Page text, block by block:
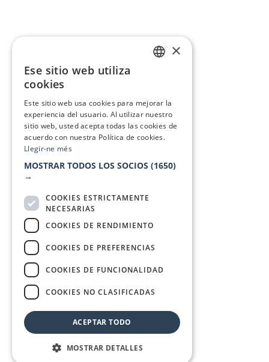
×
Ese sitio web utiliza
cookies
Este sitio web usa cookies para mejorar la
experiencia del usuario. Al utilizar nuestro
sitio web, usted acepta todas las cookies de
acuerdo con nuestra Política de cookies.
Llegir-ne més
MOSTRAR TODOS LOS SOCIOS (1650)
→
COOKIES ESTRICTAMENTE
NECESARIAS
COOKIES DE RENDIMIENTO
COOKIES DE PREFERENCIAS
COOKIES DE FUNCIONALIDAD
COOKIES NO CLASIFICADAS
ACEPTAR TODO
MOSTRAR DETALLES